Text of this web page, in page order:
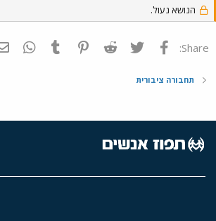
הנושא נעול.
Share: פייסבוק Twitter
Reddit
Pinterest
Tumblr
תחבורה ציבורית